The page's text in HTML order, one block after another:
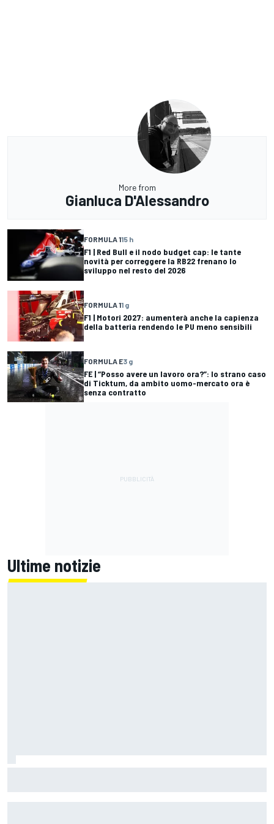
More from
Gianluca D'Alessandro
FORMULA 115 h
F1 | Red Bull e il nodo budget cap: le tante
novità per correggere la RB22 frenano lo
sviluppo nel resto del 2026
FORMULA 11 g
F1 | Motori 2027: aumenterà anche la capienza
della batteria rendendo le PU meno sensibili
FORMULA E3 g
FE | “Posso avere un lavoro ora?”: lo strano caso
di Ticktum, da ambito uomo-mercato ora è
senza contratto
Ultime notizie